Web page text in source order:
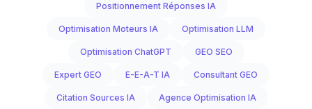
Positionnement Réponses IA
Optimisation Moteurs IA Optimisation LLM
Optimisation ChatGPT GEO SEO
Expert GEO E-E-A-T IA Consultant GEO
Citation Sources IA Agence Optimisation IA